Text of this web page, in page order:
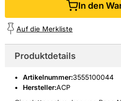
In den
Auf die Merkliste
Produktdetails
Artikelnummer:3555100044
Hersteller:ACP